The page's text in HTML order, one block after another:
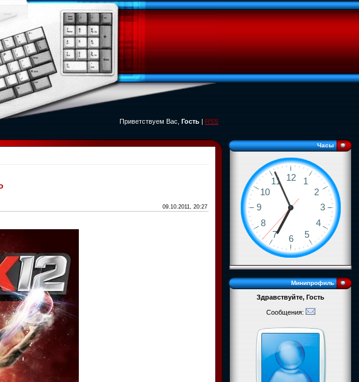
Приветствуем Вас, Гость|RSS
09.10.2011, 20:27
Часы
Минипрофиль
Здравствуйте, Гость
Сообщения: